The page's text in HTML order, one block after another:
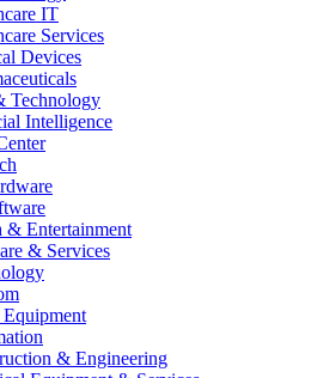
IT
Services
Devices
Technology
Intelligence
& Entertainment
& Services
& Engineering